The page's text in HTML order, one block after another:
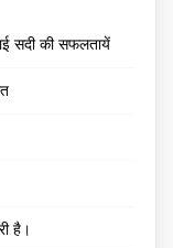
सदी की सफलतायें
है।